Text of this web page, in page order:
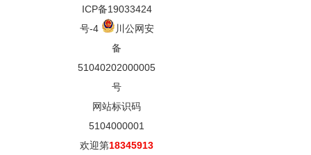
ICP备19033424
号-4
川公网安
备
51040202000005
号
网站标识码
5104000001
欢迎第18345913